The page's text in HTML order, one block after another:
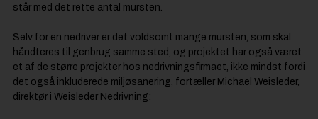
står med det rette antal mursten.
Selv for en nedriver er det voldsomt mange mursten, som skal
håndteres til genbrug samme sted, og projektet har også været
et af de større projekter hos nedrivningsfirmaet, ikke mindst fordi
det også inkluderede miljøsanering, fortæller Michael Weisleder,
direktør i Weisleder Nedrivning: